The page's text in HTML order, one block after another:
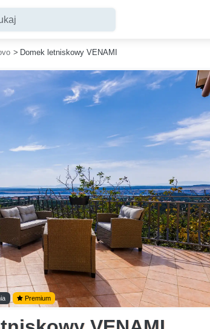
Domek letniskowy VENAMI
Premium